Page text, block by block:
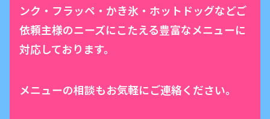
ンク・フラッペ・かき氷・ホットドッグなどご
依頼主様のニーズにこたえる豊富なメニューに
対応しております。
メニューの相談もお気軽にご連絡ください。